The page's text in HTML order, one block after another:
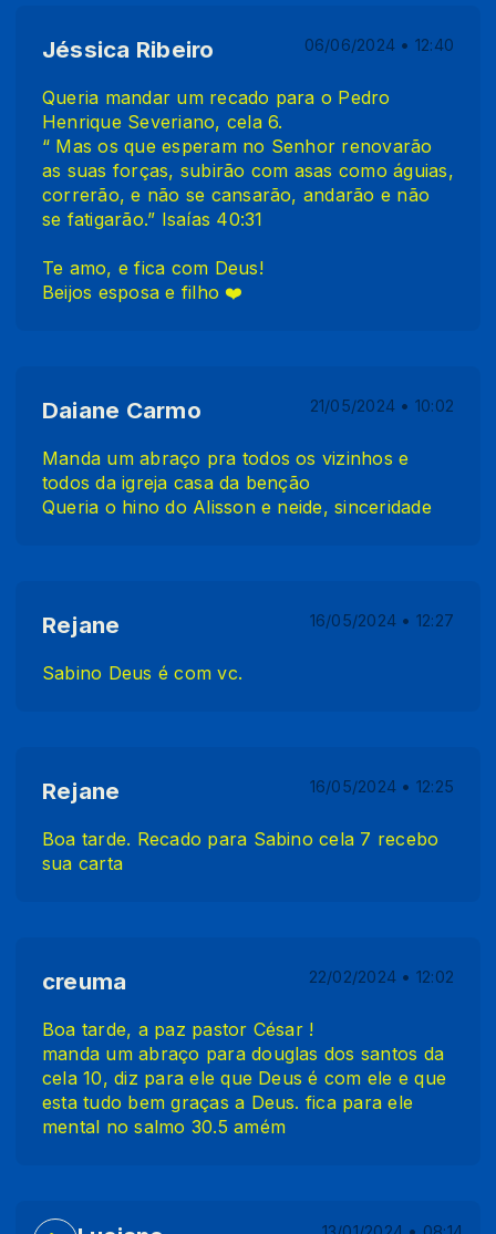
Jéssica Ribeiro 06/06/2024 • 12:40
Queria mandar um recado para o Pedro
Henrique Severiano, cela 6.
“ Mas os que esperam no Senhor renovarão
as suas forças, subirão com asas como águias,
correrão, e não se cansarão, andarão e não
se fatigarão.” Isaías 40:31
Te amo, e fica com Deus!
Beijos esposa e filho ❤️
Daiane Carmo 21/05/2024 • 10:02
Manda um abraço pra todos os vizinhos e
todos da igreja casa da benção
Queria o hino do Alisson e neide, sinceridade
Rejane 16/05/2024 • 12:27
Sabino Deus é com vc.
Rejane 16/05/2024 • 12:25
Boa tarde. Recado para Sabino cela 7 recebo
sua carta
creuma 22/02/2024 • 12:02
Boa tarde, a paz pastor César !
manda um abraço para douglas dos santos da
cela 10, diz para ele que Deus é com ele e que
esta tudo bem graças a Deus. fica para ele
mental no salmo 30.5 amém